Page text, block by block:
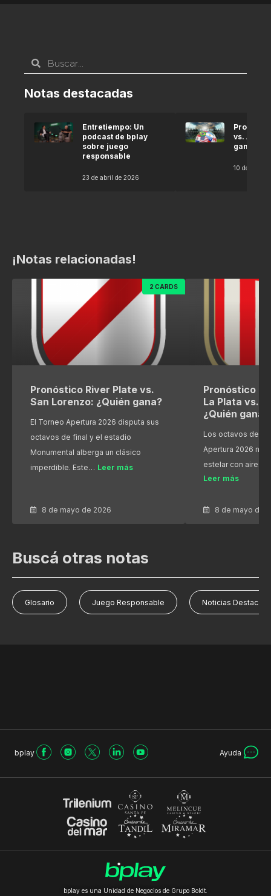
Notas destacadas
Entretiempo: Un
podcast de bplay
sobre juego
responsable
23 de abril de 2026
vs.
gana
10 de abril
¡Notas relacionadas!
2 CARDS
Pronóstico River Plate vs.
San Lorenzo: ¿Quién gana?
El Torneo Apertura 2026 disputa sus
octavos de final y el estadio
Monumental alberga un clásico
imperdible. Este… Leer más
8 de mayo de 2026
Pronóstico
La Plata vs.
¿Quién gana?
Los octavos de
Apertura 2026
estelar con aires
Leer más
8 de mayo de
Buscá otras notas
Glosario Juego Responsable Noticias
bplay Ayuda
bplay es una Unidad de Negocios de Grupo Boldt.